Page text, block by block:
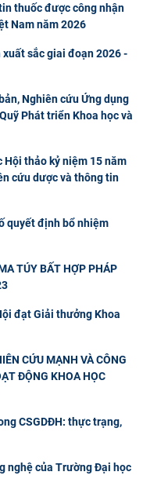
thuốc được công nhận
Nam năm 2026
sắc giai đoạn 2026 -
Nghiên cứu Ứng dụng
Phát triển Khoa học và
thảo kỷ niệm 15 năm
cứu dược và thông tin
quyết định bổ nhiệm
TÚY BẤT HỢP PHÁP
đạt Giải thưởng Khoa
CỨU MẠNH VÀ CÔNG
ĐỘNG KHOA HỌC
CSGDĐH: thực trạng,
nghệ của Trường Đại học